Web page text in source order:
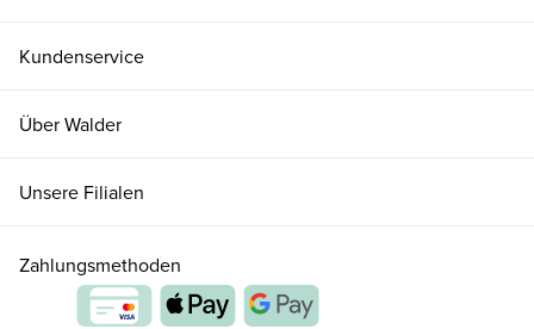
Kundenservice
Über Walder
Unsere Filialen
Zahlungsmethoden